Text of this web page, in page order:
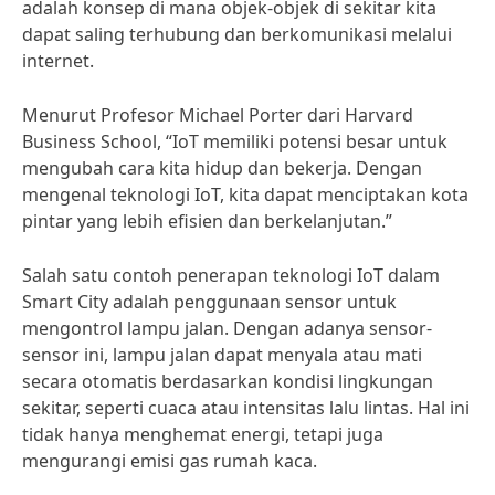
adalah konsep di mana objek-objek di sekitar kita
dapat saling terhubung dan berkomunikasi melalui
internet.
Menurut Profesor Michael Porter dari Harvard
Business School, “IoT memiliki potensi besar untuk
mengubah cara kita hidup dan bekerja. Dengan
mengenal teknologi IoT, kita dapat menciptakan kota
pintar yang lebih efisien dan berkelanjutan.”
Salah satu contoh penerapan teknologi IoT dalam
Smart City adalah penggunaan sensor untuk
mengontrol lampu jalan. Dengan adanya sensor-
sensor ini, lampu jalan dapat menyala atau mati
secara otomatis berdasarkan kondisi lingkungan
sekitar, seperti cuaca atau intensitas lalu lintas. Hal ini
tidak hanya menghemat energi, tetapi juga
mengurangi emisi gas rumah kaca.